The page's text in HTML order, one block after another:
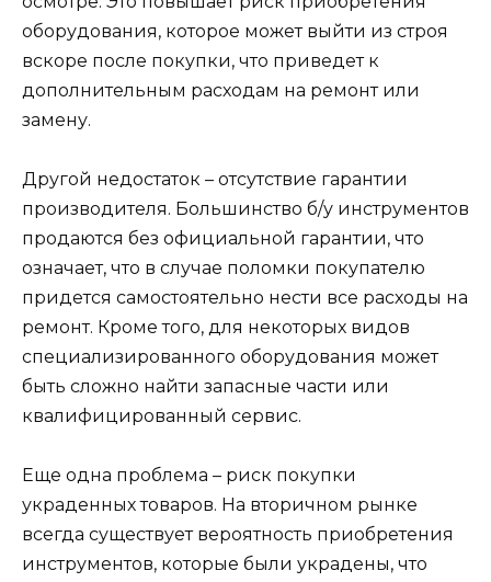
оборудования, которое может выйти из строя
вскоре после покупки, что приведет к
дополнительным расходам на ремонт или
замену.
Другой недостаток – отсутствие гарантии
производителя. Большинство б/у инструментов
продаются без официальной гарантии, что
означает, что в случае поломки покупателю
придется самостоятельно нести все расходы на
ремонт. Кроме того, для некоторых видов
специализированного оборудования может
быть сложно найти запасные части или
квалифицированный сервис.
Еще одна проблема – риск покупки
украденных товаров. На вторичном рынке
всегда существует вероятность приобретения
инструментов, которые были украдены, что